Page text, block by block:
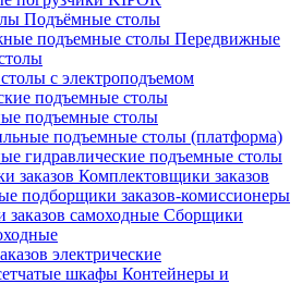
Подъёмные столы
Передвижные
с электроподъемом
подъемные столы
подъемные столы
подъемные столы (платформа)
гидравлические подъемные столы
Комплектовщики заказов
подборщики заказов-комиссионеры
Сборщики
электрические
Контейнеры и